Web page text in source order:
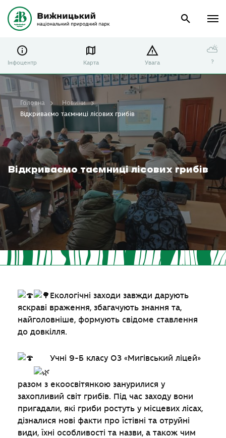
Інфоцентр Карта Увага
⛅
?
Відкриваємо таємниці лісових грибів
Головна
Новини
Відкриваємо таємниці лісових грибів
Екологічні заходи завжди дарують
яскраві враження, збагачують знання та,
найголовніше, формують свідоме ставлення
до довкілля.
Учні 9-Б класу ОЗ «Мигівський ліцей»
разом з екоосвітянкою занурилися у
захопливий світ грибів. Під час заходу вони
пригадали, які гриби ростуть у місцевих лісах,
дізналися нові факти про їстівні та отруйні
види, їхні особливості та назви, а також чим